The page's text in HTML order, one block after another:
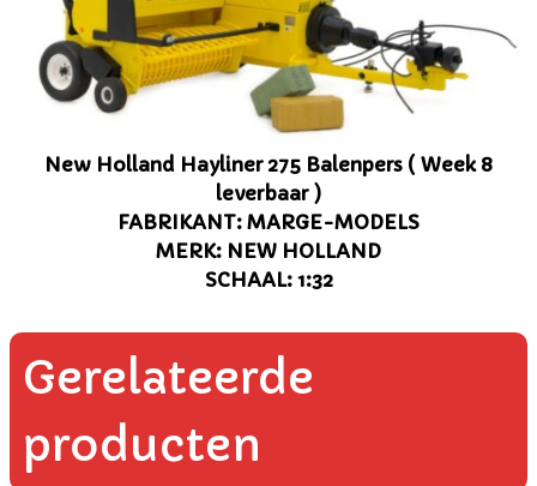
New Holland Hayliner 275 Balenpers ( Week 8
leverbaar )
FABRIKANT: MARGE-MODELS
MERK: NEW HOLLAND
SCHAAL: 1:32
Gerelateerde
producten